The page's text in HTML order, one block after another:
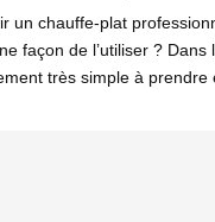
un chauffe-plat
façon de l’utiliser ? Dans
très simple à prendre